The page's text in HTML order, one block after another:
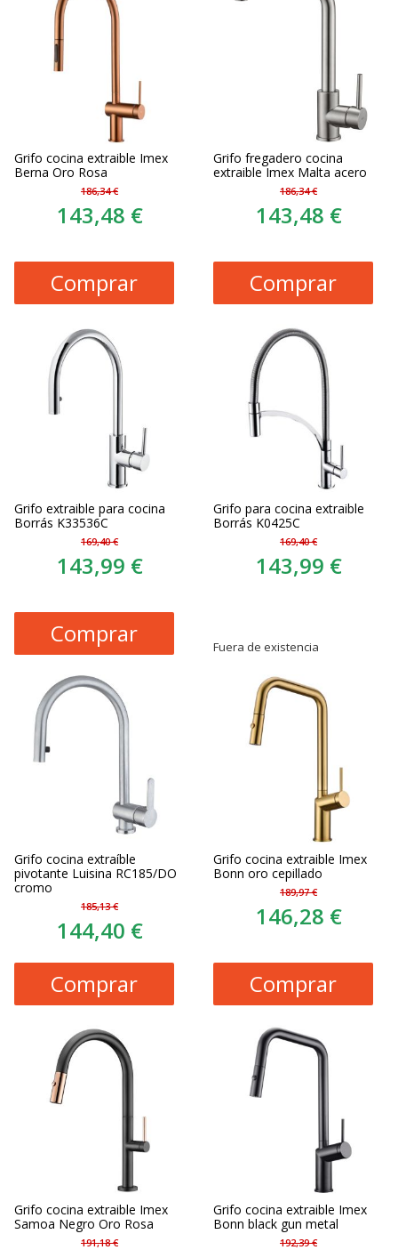
Grifo cocina extraible Imex
Berna Oro Rosa
186,34 €
143,48 €
Comprar
Grifo fregadero cocina
extraible Imex Malta acero
186,34 €
143,48 €
Comprar
Grifo extraible para cocina
Borrás K33536C
169,40 €
143,99 €
Comprar
Grifo para cocina extraible
Borrás K0425C
169,40 €
143,99 €
Fuera de existencia
Grifo cocina extraíble
pivotante Luisina RC185/DO
cromo
185,13 €
144,40 €
Comprar
Grifo cocina extraible Imex
Bonn oro cepillado
189,97 €
146,28 €
Comprar
Grifo cocina extraible Imex
Samoa Negro Oro Rosa
191,18 €
Grifo cocina extraible Imex
Bonn black gun metal
192,39 €